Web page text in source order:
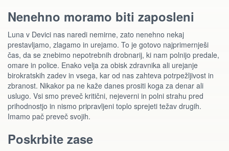
Nenehno moramo biti zaposleni
Luna v Devici nas naredi nemirne, zato nenehno nekaj
prestavljamo, zlagamo in urejamo. To je gotovo najprimernješi
čas, da se znebimo nepotrebnih drobnarij, ki nam polnijo predale,
omare in police. Enako velja za obisk zdravnika ali urejanje
birokratskih zadev in vsega, kar od nas zahteva potrpežljivost in
zbranost. Nikakor pa ne kaže danes prositi koga za denar ali
uslugo. Vsi smo preveč kritični, nejeverni in polni strahu pred
prihodnostjo in nismo pripravljeni toplo sprejeti težav drugih.
Imamo pač preveč svojih.
Poskrbite zase